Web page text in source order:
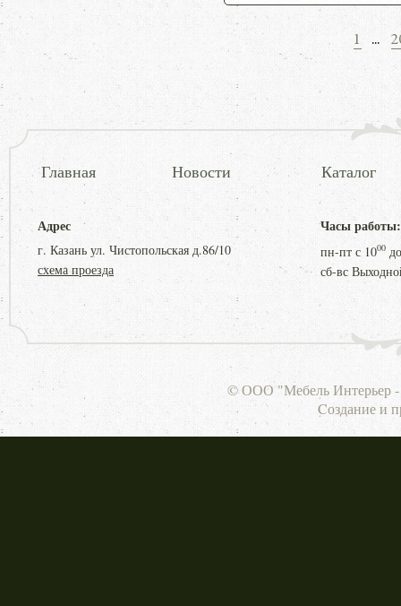
1 ...
Главная Новости Каталог
Адрес
г. Казань ул. Чистопольская д.86/10
схема проезда
Часы работы:
пн-пт с 1000
сб-вс
© ООО "Мебель Интерьер -
Cоздание и